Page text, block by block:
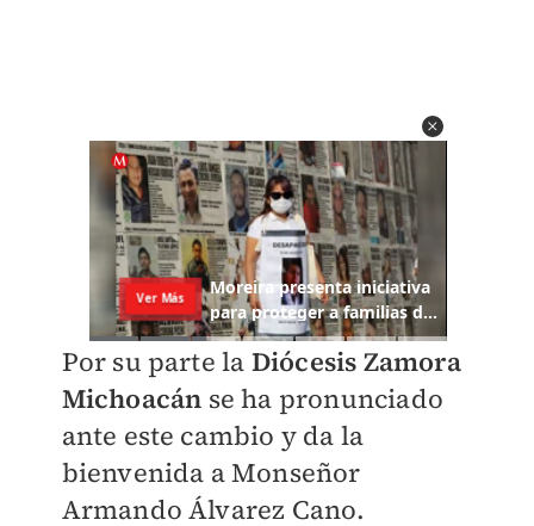
Por su parte la Diócesis Zamora
Michoacán se ha pronunciado
ante este cambio y da la
bienvenida a Monseñor
Armando Álvarez Cano.